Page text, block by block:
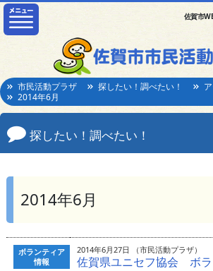
佐賀市
市民活動プラザ 探したい！調べたい！
2014年6月
探したい！調べたい！
2014年6月
ボランティア
情報
2014年6月27日 （市民活動プラザ）
佐賀県ユニセフ協会 ボ